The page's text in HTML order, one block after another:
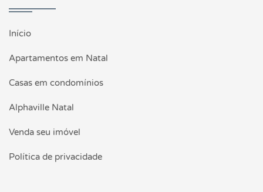
Início
Apartamentos em Natal
Casas em condomínios
Alphaville Natal
Venda seu imóvel
Política de privacidade